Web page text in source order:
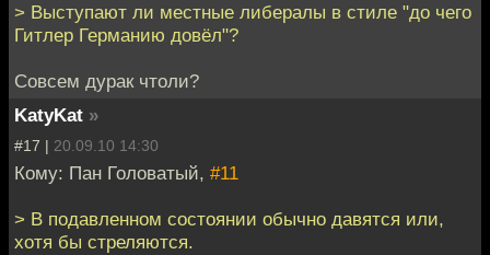
> Выступают ли местные либералы в стиле "до чего
Гитлер Германию довёл"?
Совсем дурак чтоли?
KatyKat »
#17 | 20.09.10 14:30
Кому: Пан Головатый, #11
> В подавленном состоянии обычно давятся или,
хотя бы стреляются.